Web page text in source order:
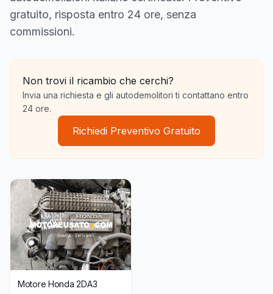
gratuito, risposta entro 24 ore, senza
commissioni.
Non trovi il ricambio che cerchi?
Invia una richiesta e gli autodemolitori ti contattano entro
24 ore.
Richiedi Preventivo Gratuito
Motore Honda 2DA3